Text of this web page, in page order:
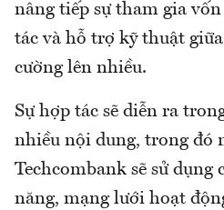
nâng tiếp sự tham gia
tác và hỗ trợ kỹ thuật
cường lên nhiều.
Sự hợp tác sẽ diễn ra
nhiều nội dung, trong đó
Techcombank sẽ sử
năng, mạng lưới hoạt